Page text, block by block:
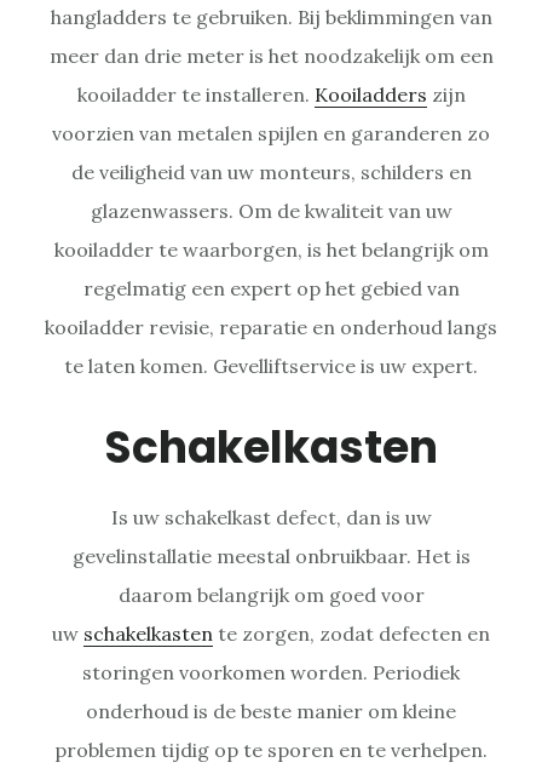
hangladders te gebruiken. Bij beklimmingen van
meer dan drie meter is het noodzakelijk om een
kooiladder te installeren. Kooiladders zijn
voorzien van metalen spijlen en garanderen zo
de veiligheid van uw monteurs, schilders en
glazenwassers. Om de kwaliteit van uw
kooiladder te waarborgen, is het belangrijk om
regelmatig een expert op het gebied van
kooiladder revisie, reparatie en onderhoud langs
te laten komen. Gevelliftservice is uw expert.
Schakelkasten
Is uw schakelkast defect, dan is uw
gevelinstallatie meestal onbruikbaar. Het is
daarom belangrijk om goed voor
uw schakelkasten te zorgen, zodat defecten en
storingen voorkomen worden. Periodiek
onderhoud is de beste manier om kleine
problemen tijdig op te sporen en te verhelpen.